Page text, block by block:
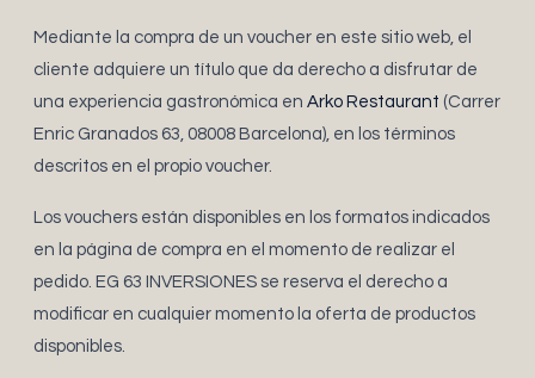
Mediante la compra de un voucher en este sitio web, el
cliente adquiere un título que da derecho a disfrutar de
una experiencia gastronómica en Arko Restaurant (Carrer
Enric Granados 63, 08008 Barcelona), en los términos
descritos en el propio voucher.
Los vouchers están disponibles en los formatos indicados
en la página de compra en el momento de realizar el
pedido. EG 63 INVERSIONES se reserva el derecho a
modificar en cualquier momento la oferta de productos
disponibles.